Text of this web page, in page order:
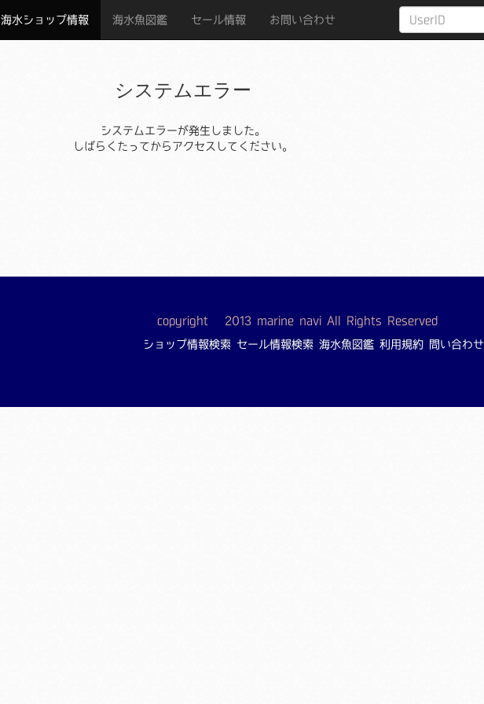
海水ショップ情報 海水魚図鑑 セール情報 お問い合わせ
システムエラー
システムエラーが発生しました。
しばらくたってからアクセスしてください。
copyright © 2013 marine navi All Rights Reserved
ショップ情報検索 セール情報検索 海水魚図鑑 利用規約 問い合わせ